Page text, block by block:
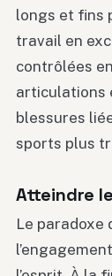
longs et fins
travail en
contrôlées en
articulations
blessures
sports plus
Atteindre
Le paradoxe